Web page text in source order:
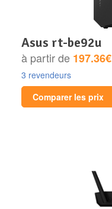
asus rt-be92u
à partir de 197.36€
3 revendeurs
Comparer les prix